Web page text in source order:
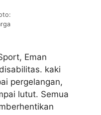
Eman
kaki
pergelangan,
lutut. Semua